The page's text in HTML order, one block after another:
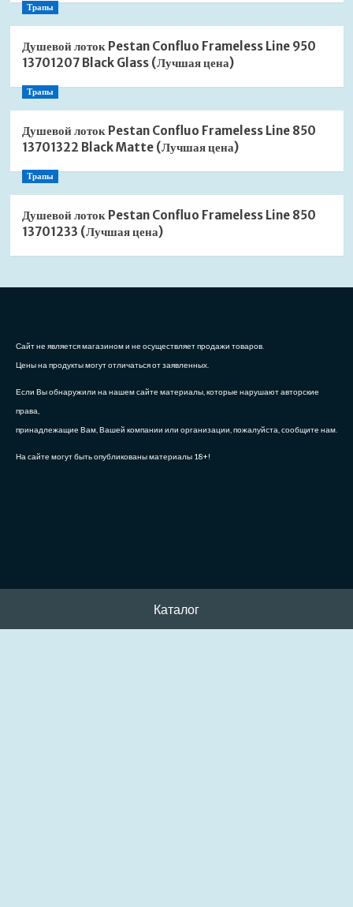
Трапы
Душевой лоток Pestan Confluo Frameless Line 950
13701207 Black Glass (Лучшая цена)
Трапы
Душевой лоток Pestan Confluo Frameless Line 850
13701322 Black Matte (Лучшая цена)
Трапы
Душевой лоток Pestan Confluo Frameless Line 850
13701233 (Лучшая цена)
Сайт не является магазином и не осуществляет продажи товаров.
Цены на продукты могут отличаться от заявленных.
Если Вы обнаружили на нашем сайте материалы, которые нарушают авторские
права,
принадлежащие Вам, Вашей компании или организации, пожалуйста, сообщите нам.
На сайте могут быть опубликованы материалы 18+!
Каталог